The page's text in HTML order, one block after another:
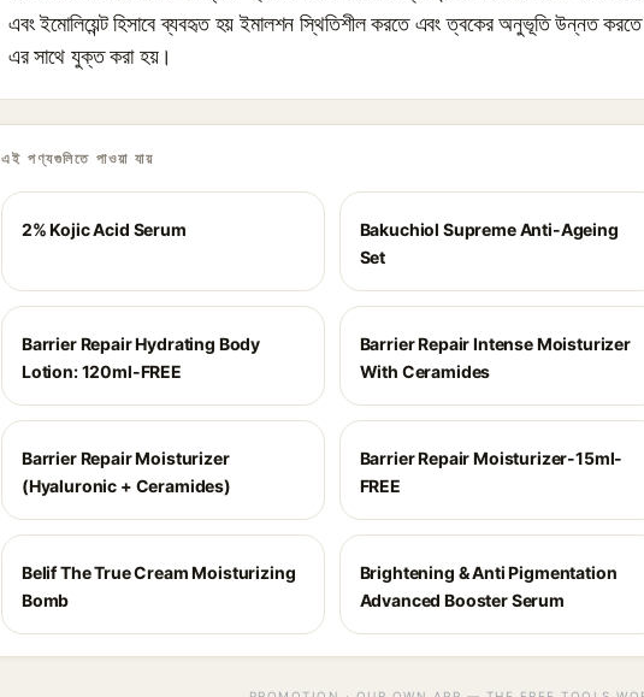
এবং ইমোলিয়েন্ট হিসাবে ব্যবহৃত হয় ইমালশন স্থিতিশীল করতে এবং ত্বকের অনুভূতি
এর সাথে যুক্ত করা হয়।
এই পণ্যগুলিতে পাওয়া যায়
2% Kojic Acid Serum
Bakuchiol Supreme Anti-Ageing
Set
Barrier Repair Hydrating Body
Lotion: 120ml-FREE
Barrier Repair Intense Moisturizer
With Ceramides
Barrier Repair Moisturizer
(Hyaluronic + Ceramides)
Barrier Repair Moisturizer-15ml-
FREE
Belif The True Cream Moisturizing
Bomb
Brightening & Anti Pigmentation
Advanced Booster Serum